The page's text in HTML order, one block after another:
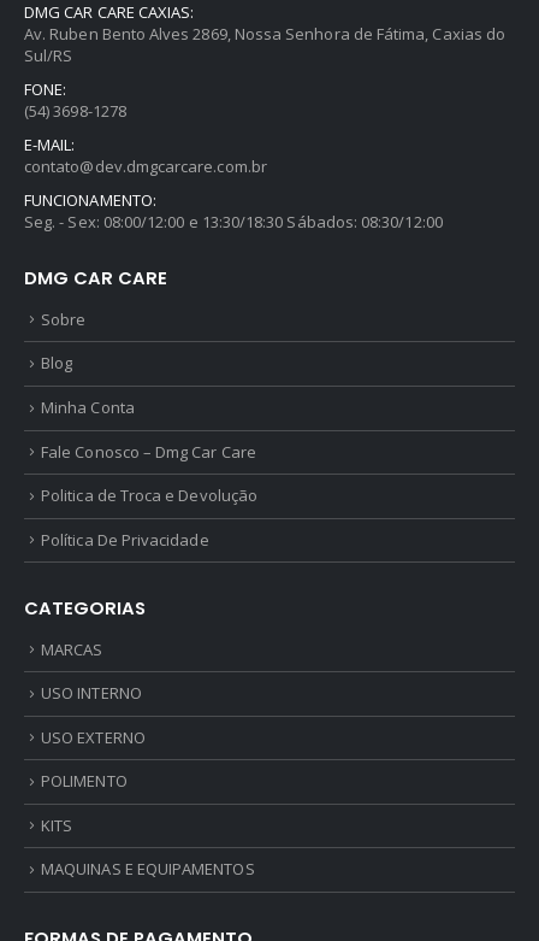
DMG CAR CARE CAXIAS:
Av. Ruben Bento Alves 2869, Nossa Senhora de Fátima, Caxias do
Sul/RS
FONE:
(54) 3698-1278
E-MAIL:
contato@dev.dmgcarcare.com.br
FUNCIONAMENTO:
Seg. - Sex: 08:00/12:00 e 13:30/18:30 Sábados: 08:30/12:00
DMG CAR CARE
Sobre
Blog
Minha Conta
Fale Conosco – Dmg Car Care
Politica de Troca e Devolução
Política De Privacidade
CATEGORIAS
MARCAS
USO INTERNO
USO EXTERNO
POLIMENTO
KITS
MAQUINAS E EQUIPAMENTOS